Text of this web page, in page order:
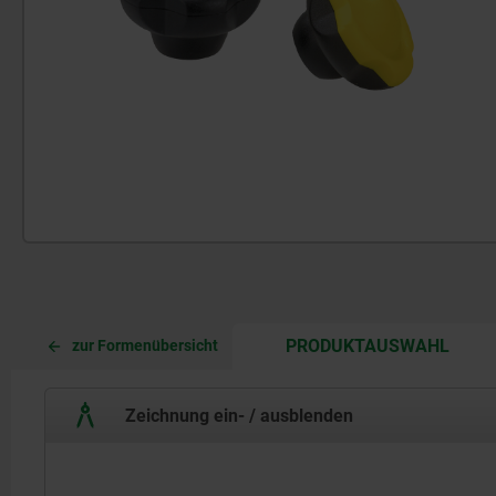
zur Formenübersicht PRODUKTAUSWAHL
Zeichnung ein- / ausblenden